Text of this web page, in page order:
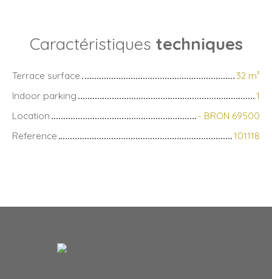
Caractéristiques techniques
Terrace surface 32 m²
Indoor parking
1
Location
- BRON 69500
Reference
101118